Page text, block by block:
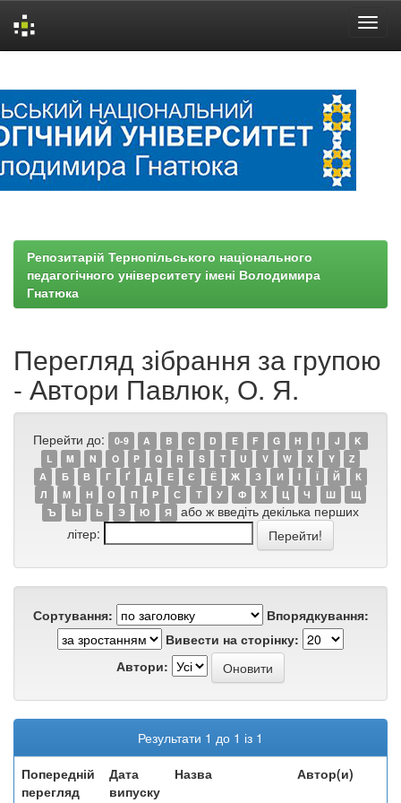
Репозитарій Тернопільського національного
педагогічного університету імені Володимира
Гнатюка
Перегляд зібрання за групою
- Автори Павлюк, О. Я.
Перейти до: 0-9 A B C D E F G H I J
K
L
M N O P Q R S T U V W X Y
Z
А
Б В Г Ґ Д Е Є Ё Ж З И І Ї Й
К
Л
М Н О П Р С Т У Ф Х Ц Ч Ш
Щ
Ъ
Ы Ь Э Ю Я
або ж введіть декілька перших
літер:
Сортування:
Впорядкування:
Вивести на сторінку:
Автори:
Результати 1 до 1 із 1
Попередній
перегляд
Дата
випуску
Назва Автор(и)